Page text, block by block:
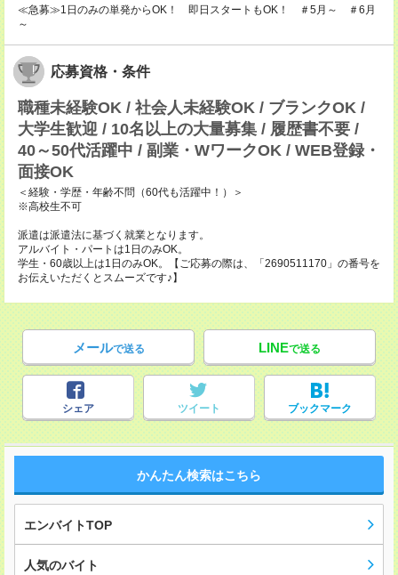
≪急募≫1日のみの単発からOK！ 即日スタートもOK！ ＃5月～ ＃6月
～
応募資格・条件
職種未経験OK / 社会人未経験OK / ブランクOK /
大学生歓迎 / 10名以上の大量募集 / 履歴書不要 /
40～50代活躍中 / 副業・WワークOK / WEB登録・
面接OK
＜経験・学歴・年齢不問（60代も活躍中！）＞
※高校生不可
派遣は派遣法に基づく就業となります。
アルバイト・パートは1日のみOK。
学生・60歳以上は1日のみOK。【ご応募の際は、「2690511170」の番号を
お伝えいただくとスムーズです♪】
メールで送る LINEで送る
シェア ツイート ブックマーク
かんたん検索はこちら
エンバイトTOP
人気のバイト